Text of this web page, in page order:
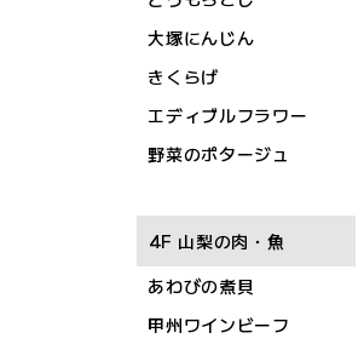
大塚にんじん
きくらげ
エディブルフラワー
野菜のポタージュ
4F 山梨の肉・魚
あわびの煮貝
甲州ワインビーフ